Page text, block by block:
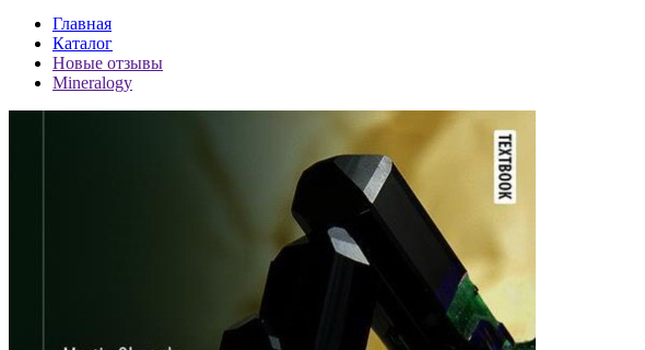
Главная
Каталог
Новые отзывы
Mineralogy